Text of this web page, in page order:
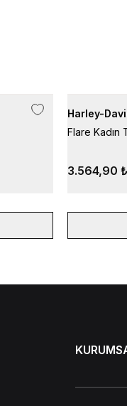
Harley-
Flare Kadın
3.564,90 ₺